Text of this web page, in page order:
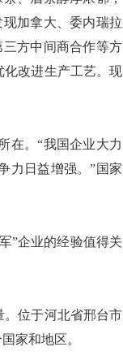
加拿大、委内瑞拉
方中间商合作等方
化改进生产工艺。现
。“我国企业大力
力日益增强。”国家
”企业的经验值得关
位于河北省邢台市
家和地区。